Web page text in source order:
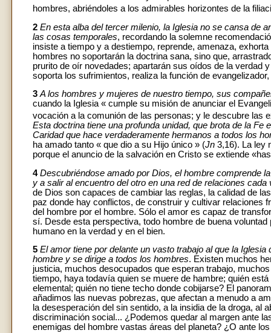
hombres, abriéndoles a los admirables horizontes de la
2 En esta alba del tercer milenio, la Iglesia no se cansa de
las cosas temporales, recordando la solemne
insiste a tiempo y a destiempo, reprende, amenaza,
hombres no soportarán la doctrina sana, sino que,
prurito de oír novedades; apartarán sus oídos de la verdad
soporta los sufrimientos, realiza la función de
3 A los hombres y mujeres de nuestro tiempo, sus
cuando la Iglesia « cumple su misión de anunciar el
vocación a la comunión de las personas; y le descubre las
Esta doctrina tiene una profunda unidad, que brota de la
Caridad que hace verdaderamente hermanos a todos los
ha amado tanto « que dio a su Hijo único » (Jn 3,16). La ley
porque el anuncio de la salvación en Cristo se extiende
4 Descubriéndose amado por Dios, el hombre comprende
y a salir al encuentro del otro en una red de relaciones
de Dios son capaces de cambiar las reglas, la calidad de
paz donde hay conflictos, de construir y cultivar relaciones
del hombre por el hombre. Sólo el amor es capaz de
sí. Desde esta perspectiva, todo hombre de buena
humano en la verdad y en el bien.
5 El amor tiene por delante un vasto trabajo al que la
hombre y se dirige a todos los hombres. Existen muchos
justicia, muchos desocupados que esperan trabajo,
tiempo, haya todavía quien se muere de hambre; quién
elemental; quién no tiene techo donde cobijarse? El
añadimos las nuevas pobrezas, que afectan a menudo a
la desesperación del sin sentido, a la insidia de la droga, al
discriminación social... ¿Podemos quedar al margen ante
enemigas del hombre vastas áreas del planeta? ¿O ante